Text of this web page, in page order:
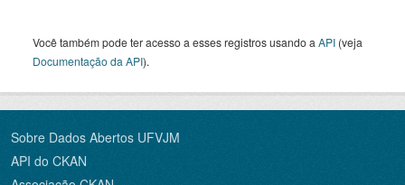
Você também pode ter acesso a esses registros usando a API (veja
Documentação da API).
Sobre Dados Abertos UFVJM
API do CKAN